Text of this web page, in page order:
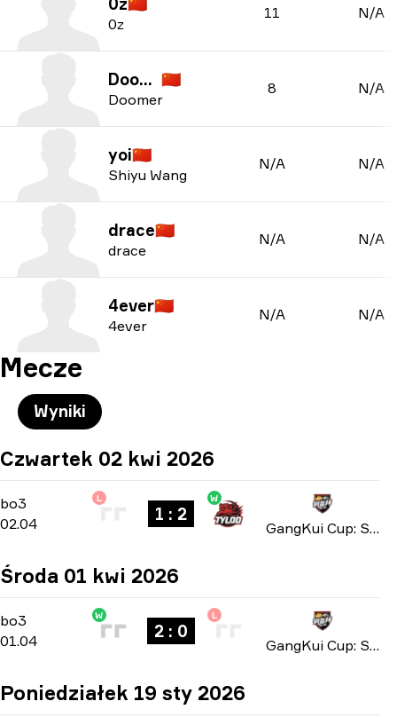
0z
11 N/A
Doomer 🇨🇳
Doomer
8 N/A
yoi🇨🇳
Shiyu Wang
N/A N/A
drace🇨🇳
drace
N/A N/A
4ever🇨🇳
4ever
N/A N/A
Mecze
Wyniki
Czwartek 02 kwi 2026
bo3 -bo3
02.04
L
1 : 2
W
GangKui Cup: Season 2 2026
Środa 01 kwi 2026
bo3 -bo3
01.04
W
2 : 0
L
GangKui Cup: Season 2 2026
Poniedziałek 19 sty 2026